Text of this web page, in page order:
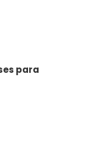
para